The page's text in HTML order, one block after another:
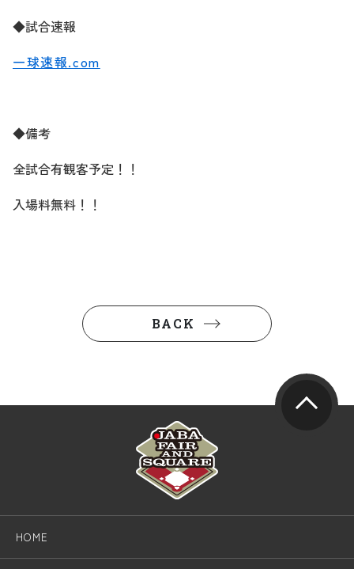
◆試合速報
一球速報.com
◆備考
全試合有観客予定！！
入場料無料！！
BACK
HOME